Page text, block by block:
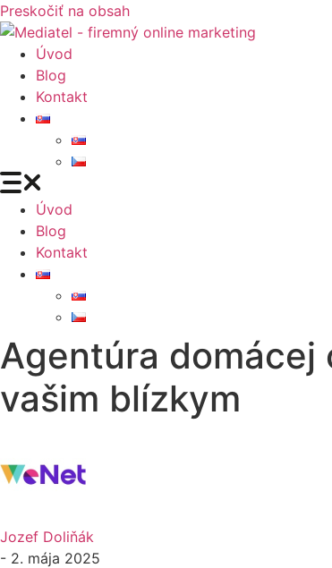
Preskočiť na obsah
Úvod
Blog
Kontakt
Úvod
Blog
Kontakt
Agentúra domácej
vašim blízkym
Jozef Doliňák
- 2. mája 2025